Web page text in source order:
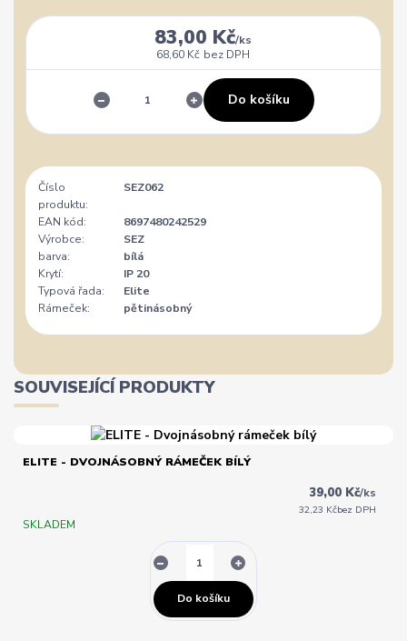
83,00 Kč/ks
68,60 Kč bez DPH
Do košíku
Číslo
produktu:
SEZ062
EAN kód:
8697480242529
Výrobce:
SEZ
barva:
bílá
Krytí:
IP 20
Typová řada:
Elite
Rámeček:
pětinásobný
SOUVISEJÍCÍ PRODUKTY
ELITE - DVOJNÁSOBNÝ RÁMEČEK BÍLÝ
39,00 Kč/ks
32,23 Kčbez DPH
SKLADEM
Do košíku